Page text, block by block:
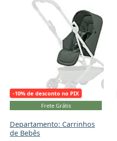
-10% de desconto no PIX
Frete Grátis
Departamento: Carrinhos
de Bebês